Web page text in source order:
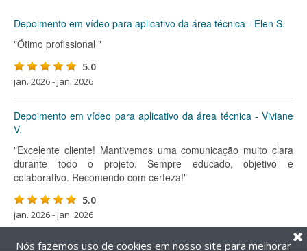
Depoimento em vídeo para aplicativo da área técnica - Elen S.
"Ótimo profissional "
5.0
jan. 2026 - jan. 2026
Depoimento em vídeo para aplicativo da área técnica - Viviane
V.
"Excelente cliente! Mantivemos uma comunicação muito clara
durante todo o projeto. Sempre educado, objetivo e
colaborativo. Recomendo com certeza!"
5.0
jan. 2026 - jan. 2026
Nós fazemos uso de cookies em nosso site para melhorar